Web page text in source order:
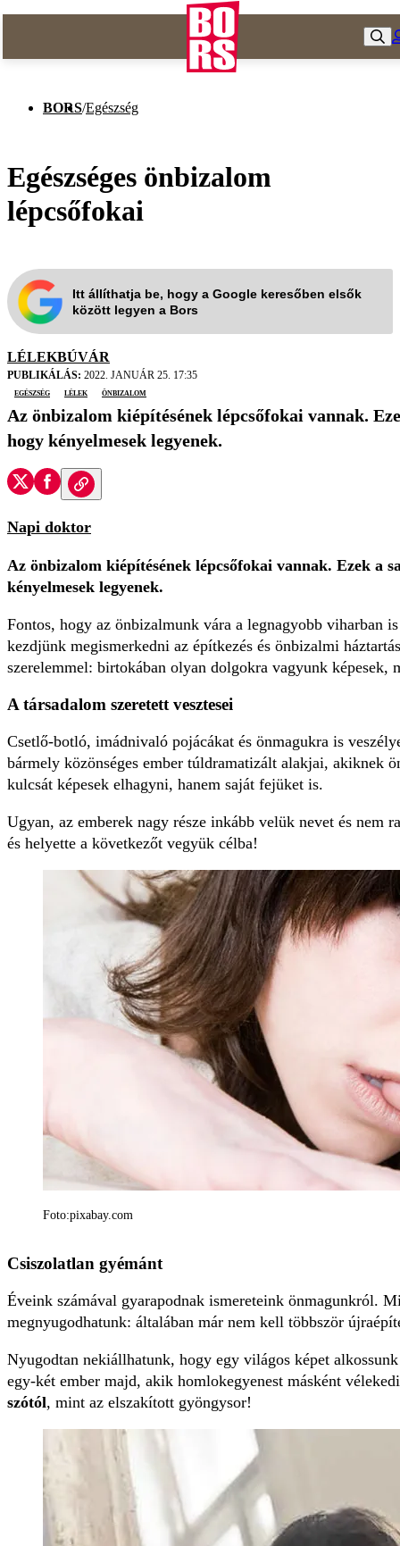
BORS/Egészség
Egészséges önbizalom
lépcsőfokai
Itt állíthatja be, hogy a Google keresőben elsők
között legyen a Bors
LÉLEKBÚVÁR
PUBLIKÁLÁS: 2022. JANUÁR 25. 17:35
egészség
lélek önbizalom
Az önbizalom kiépítésének lépcsőfokai vannak.
hogy kényelmesek legyenek.
Napi doktor
Az önbizalom kiépítésének lépcsőfokai vannak. Ezek a
kényelmesek legyenek.
Fontos, hogy az önbizalmunk vára a legnagyobb viharban
kezdjünk megismerkedni az építkezés és önbizalmi
szerelemmel: birtokában olyan dolgokra vagyunk képesek,
A társadalom szeretett vesztesei
Csetlő-botló, imádnivaló pojácákat és önmagukra is
bármely közönséges ember túldramatizált alakjai, akiknek
kulcsát képesek elhagyni, hanem saját fejüket is.
Ugyan, az emberek nagy része inkább velük nevet és nem
és helyette a következőt vegyük célba!
Foto:pixabay.com
Csiszolatlan gyémánt
Éveink számával gyarapodnak ismereteink önmagunkról.
megnyugodhatunk: általában már nem kell többször
Nyugodtan nekiállhatunk, hogy egy világos képet
egy-két ember majd, akik homlokegyenest másként
szótól, mint az elszakított gyöngysor!